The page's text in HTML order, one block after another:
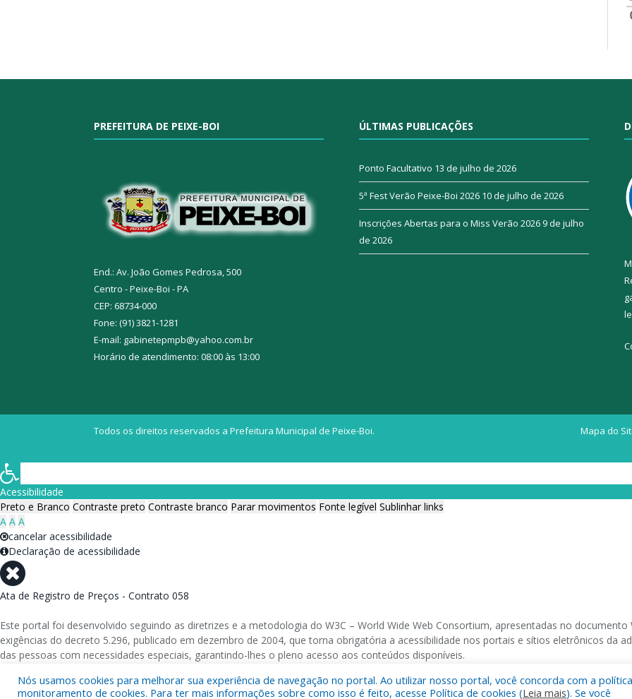
PREFEITURA DE PEIXE-BOI
End.: Av. João Gomes Pedrosa, 500
Centro - Peixe-Boi - PA
CEP: 68734-000
Fone: (91) 3821-1281
E-mail: gabinetepmpb@yahoo.com.br
Horário de atendimento: 08:00 às 13:00
ÚLTIMAS PUBLICAÇÕES
Ponto Facultativo 13 de julho de 2026
5ª Fest Verão Peixe-Boi 2026 10 de julho de 2026
Inscrições Abertas para o Miss Verão 20269 de julho
de 2026
Todos os direitos reservados a Prefeitura Municipal de Peixe-Boi. Mapa do
Nós usamos cookies para melhorar sua experiência de navegação no portal. Ao utilizar nosso portal, você concorda com a
monitoramento de cookies. Para ter mais informações sobre como isso é feito, acesse Política de cookies (Leia mais). Se você
Acessibilidade
Preto e Branco Contraste preto Contraste branco Parar movimentos Fonte legível Sublinhar links
A A A
cancelar acessibilidade
Declaração de acessibilidade
Ata de Registro de Preços - Contrato 058
Este portal foi desenvolvido seguindo as diretrizes e a metodologia do W3C – World Wide Web Consortium, apresentadas no
exigências do decreto 5.296, publicado em dezembro de 2004, que torna obrigatória a acessibilidade nos portais e sítios eletrônicos da
das pessoas com necessidades especiais, garantindo-lhes o pleno acesso aos conteúdos disponíveis.
Além de validações automáticas, foram realizados testes em diversos navegadores e através do utilitário de acesso a Internet do